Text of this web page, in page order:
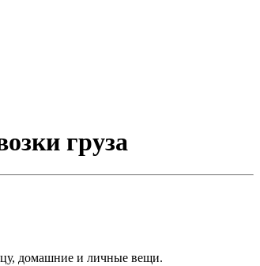
груза
домашние и личные вещи.